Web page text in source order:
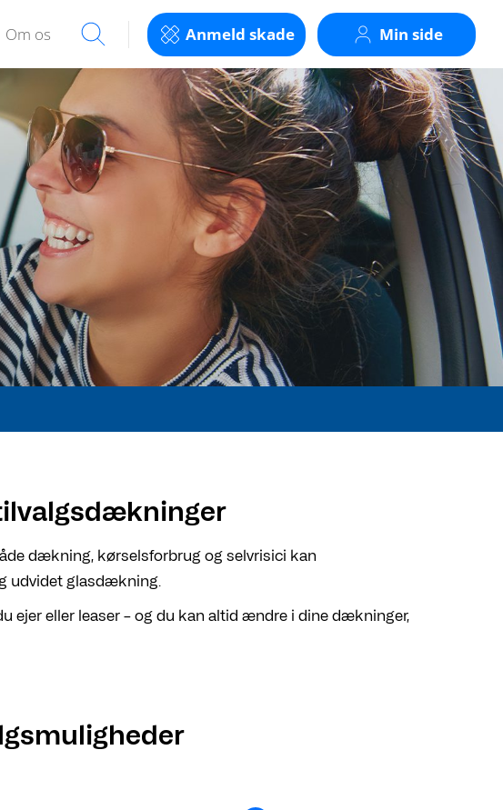
Om os Anmeld skade Min side
dækning, kørselsforbrug og selvrisici kan
udvidet glasdækning.
ejer eller leaser – og du kan altid ændre i dine dækninger,